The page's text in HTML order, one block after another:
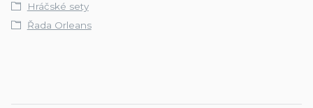
Hráčské sety
Řada Orleans